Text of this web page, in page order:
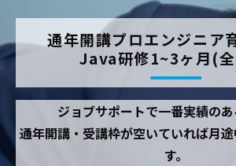
通年開講プロエンジニア
Java研修1~3ヶ月(
ジョブサポートで一番実績のあ
通年開講・受講枠が空いていれば月
す。